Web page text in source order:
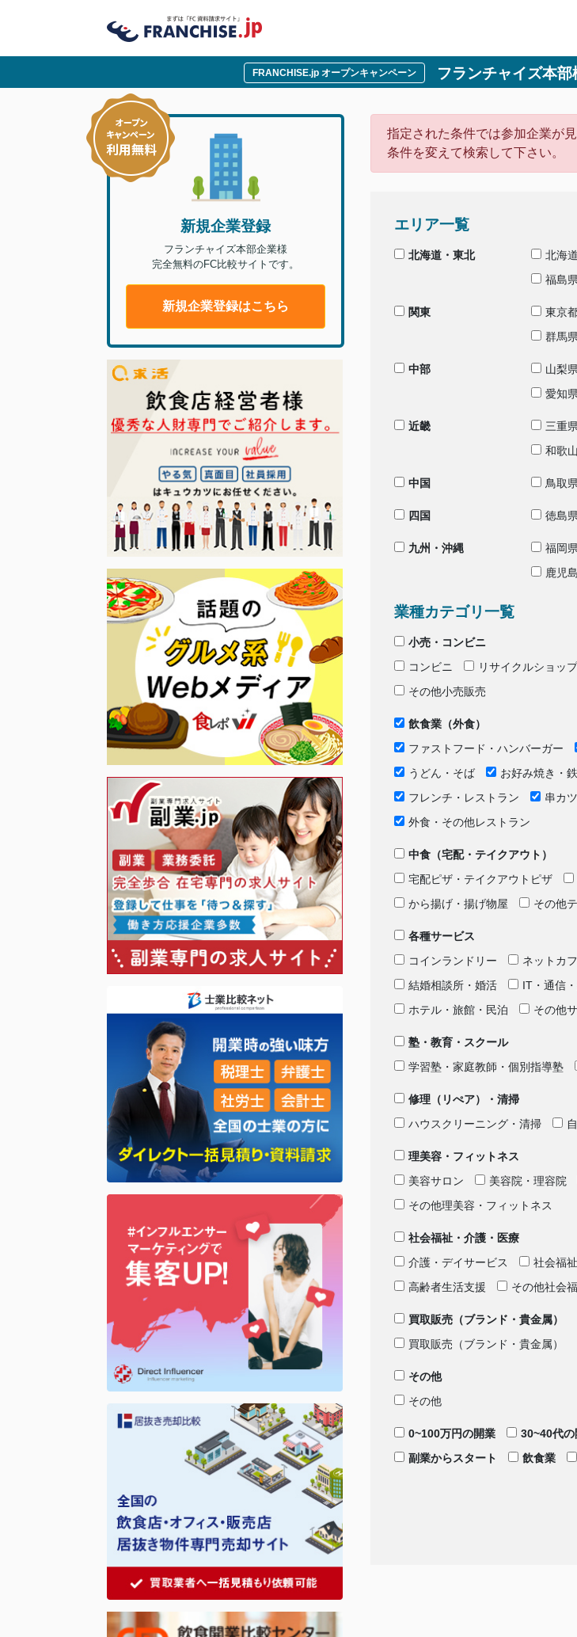
FRANCHISE.jp オープンキャンペーン フランチャイズ本
新規企業登録
フランチャイズ本部企業様
完全無料のFC比較サイトです。
新規企業登録はこちら
指定された条件では参加企業が
条件を変えて検索して下さい。
エリア一覧
北海道・東北 北海道
福島県
関東 東京
群馬県
中部 山梨県
愛知県
近畿 三重県
和歌
中国 鳥取県
四国 徳島県
九州・沖縄 福岡県
鹿児
業種カテゴリ一覧
小売・コンビニ
コンビニ
リサイクルショッ
その他小売販売
飲食業（外食）
ファストフード・ハンバーガー
うどん・そば
お好み焼き・
フレンチ・レストラン
串カツ
外食・その他レストラン
中食（宅配・テイクアウト）
宅配ピザ・テイクアウトピザ
から揚げ・揚げ物屋
その他
各種サービス
コインランドリー
ネットカ
結婚相談所・婚活
IT・通信
ホテル・旅館・民泊
その他
塾・教育・スクール
学習塾・家庭教師・個別指導塾
修理（リぺア）・清掃
ハウスクリーニング・清掃
理美容・フィットネス
美容サロン
美容院・理容院
その他理美容・フィットネス
社会福祉・介護・医療
介護・デイサービス
社会福祉
高齢者生活支援
その他社会
買取販売（ブランド・貴金属）
買取販売（ブランド・貴金属）
その他
その他
0~100万円の開業 30~40代の
副業からスタート
飲食業